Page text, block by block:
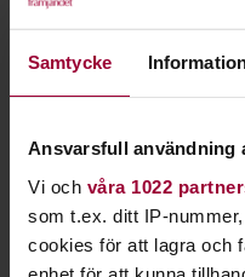
Samtycke
Ansvarsfull användning
Vi och våra 1022
som t.ex. ditt IP-
cookies för att lagra och
Kontakt